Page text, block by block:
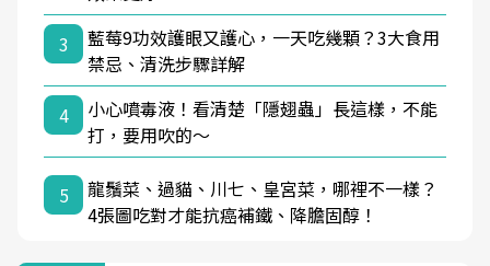
3
藍莓9功效護眼又護心，一天吃幾顆？3大食用
禁忌、清洗步驟詳解
4
小心噴毒液！看清楚「隱翅蟲」長這樣，不能
打，要用吹的～
5
龍鬚菜、過貓、川七、皇宮菜，哪裡不一樣？
4張圖吃對才能抗癌補鐵、降膽固醇！